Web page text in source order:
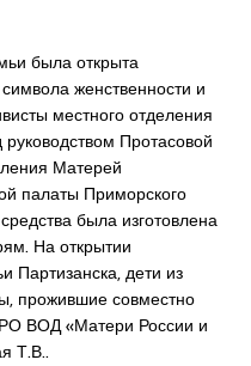
была открыта
женственности и
местного отделения
Протасовой
Матерей
палаты Приморского
была изготовлена
На открытии
Партизанска, дети из
прожившие совместно
ВОД «Матери России и
Т.В..